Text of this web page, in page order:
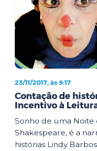
23/11/2017, às 9:17
Contação de
Incentivo à
Sonho de uma Noite
Shakespeare, é a
histórias Lindy